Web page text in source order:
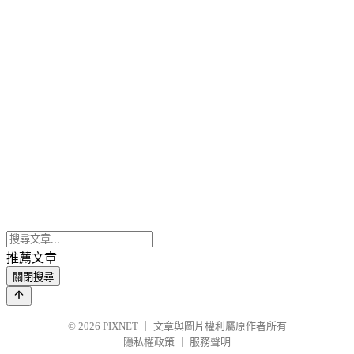
推薦文章
關閉搜尋
© 2026 PIXNET
文章與圖片權利屬原作者所有
隱私權政策
服務聲明